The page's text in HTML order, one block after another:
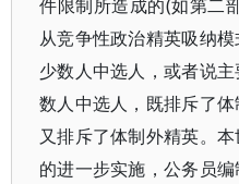
件限制所造成的(如第二
从竞争性政治精英吸纳
少数人中选人，或者说
数人中选人，既排斥了
又排斥了体制外精英。
的进一步实施，公务员